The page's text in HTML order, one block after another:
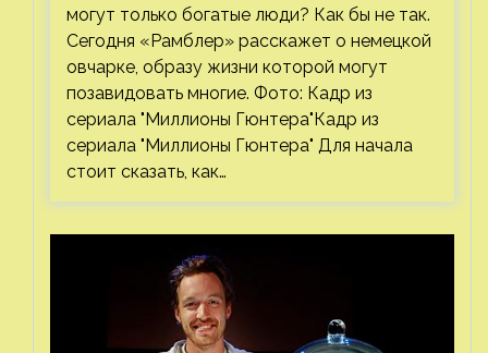
могут только богатые люди? Как бы не так.
Сегодня «Рамблер» расскажет о немецкой
овчарке, образу жизни которой могут
позавидовать многие. Фото: Кадр из
сериала "Миллионы Гюнтера"Кадр из
сериала "Миллионы Гюнтера" Для начала
стоит сказать, как…